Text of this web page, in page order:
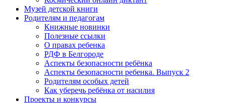
Музей детской книги
Родителям и педагогам
Книжные новинки
Полезные ссылки
О правах ребенка
РДФ в Белгороде
Аспекты безопасности ребёнка
Аспекты безопасности ребенка. Выпуск 2
Родителям особых детей
Как уберечь ребёнка от насилия
Проекты и конкурсы